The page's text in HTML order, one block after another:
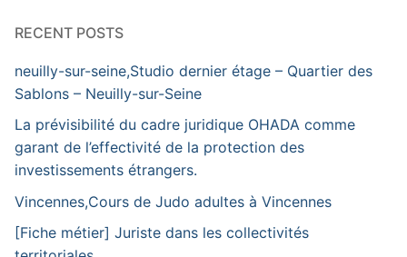
RECENT POSTS
neuilly-sur-seine,Studio dernier étage – Quartier des
Sablons – Neuilly-sur-Seine
La prévisibilité du cadre juridique OHADA comme
garant de l’effectivité de la protection des
investissements étrangers.
Vincennes,Cours de Judo adultes à Vincennes
[Fiche métier] Juriste dans les collectivités